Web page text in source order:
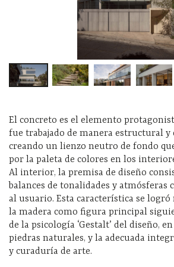
El concreto es el elemento
fue trabajado de manera estructural y
creando un lienzo neutro de fondo
por la paleta de colores en los
Al interior, la premisa de diseño
balances de tonalidades y atmósferas
al usuario. Esta característica se logró
la madera como figura principal
de la psicología ‘Gestalt’ del diseño,
piedras naturales, y la adecuada
y curaduría de arte.